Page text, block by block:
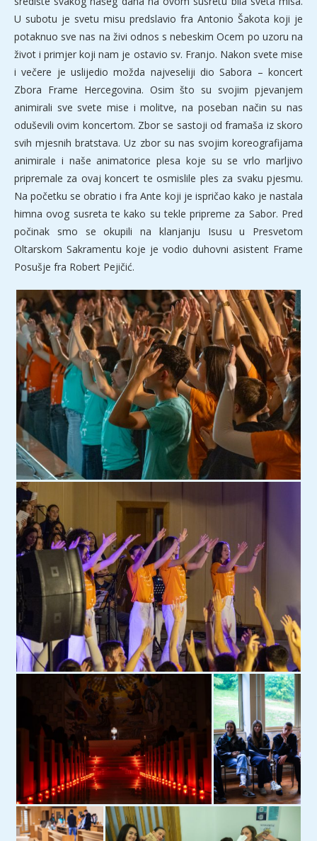
U subotu je svetu misu predslavio fra Antonio Šakota koji je
potaknuo sve nas na živi odnos s nebeskim Ocem po uzoru na
život i primjer koji nam je ostavio sv. Franjo. Nakon svete mise
i večere je uslijedio možda najveseliji dio Sabora – koncert
Zbora Frame Hercegovina. Osim što su svojim pjevanjem
animirali sve svete mise i molitve, na poseban način su nas
oduševili ovim koncertom. Zbor se sastoji od framaša iz skoro
svih mjesnih bratstava. Uz zbor su nas svojim koreografijama
animirale i naše animatorice plesa koje su se vrlo marljivo
pripremale za ovaj koncert te osmislile ples za svaku pjesmu.
Na početku se obratio i fra Ante koji je ispričao kako je nastala
himna ovog susreta te kako su tekle pripreme za Sabor. Pred
počinak smo se okupili na klanjanju Isusu u Presvetom
Oltarskom Sakramentu koje je vodio duhovni asistent Frame
Posušje fra Robert Pejičić.